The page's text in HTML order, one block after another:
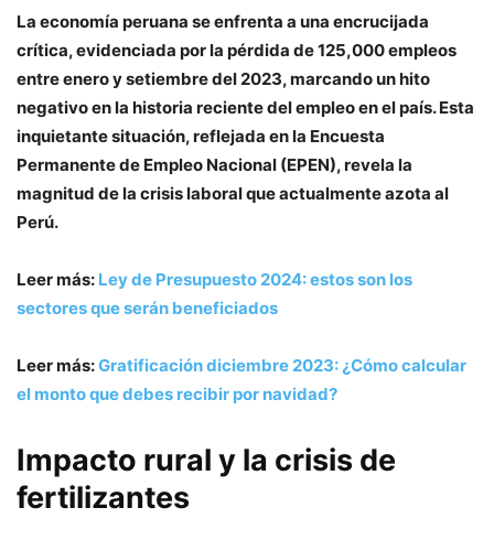
La economía peruana se enfrenta a una encrucijada
crítica, evidenciada por la pérdida de 125,000 empleos
entre enero y setiembre del 2023, marcando un hito
negativo en la historia reciente del empleo en el país. Esta
inquietante situación, reflejada en la Encuesta
Permanente de Empleo Nacional (EPEN), revela la
magnitud de la crisis laboral que actualmente azota al
Perú.
Leer más: Ley de Presupuesto 2024: estos son los
sectores que serán beneficiados
Leer más:Gratificación diciembre 2023: ¿Cómo calcular
el monto que debes recibir por navidad?
Impacto rural y la crisis de
fertilizantes